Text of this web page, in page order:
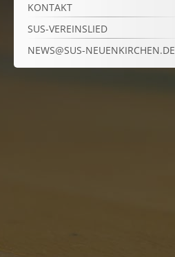
KONTAKT
SUS-VEREINSLIED
NEWS@SUS-NEUENKIRCHEN.DE